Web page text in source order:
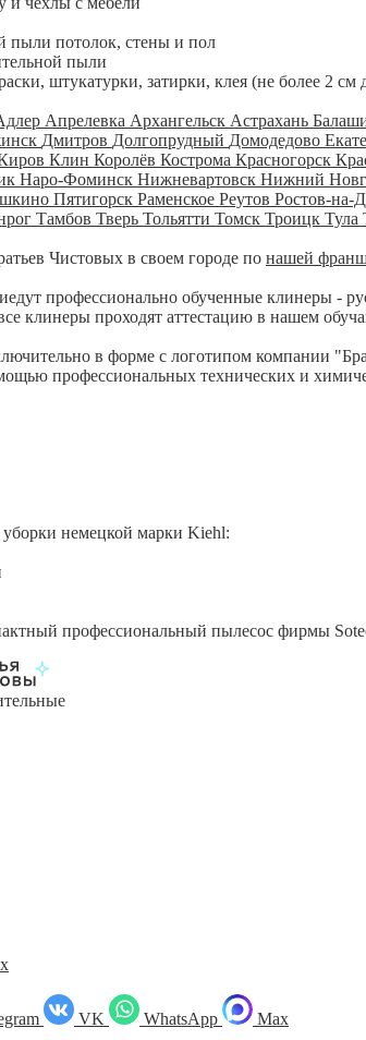
пыли потолок, стены и пол
пыли
штукатурки, затирки, клея (не более 2 см
Апрелевка Архангельск Астрахань
Дмитров Долгопрудный Домодедово
Клин Королёв Кострома Красногорск
Наро-Фоминск Нижневартовск Нижний
Пятигорск Раменское Реутов Ростов-на-
Тамбов Тверь Тольятти Томск Троицк Тула
Чистовых в своем городе по нашей
профессионально обученные клинеры -
клинеры проходят аттестацию в нашем
в форме с логотипом компании
профессиональных технических и
уборки немецкой марки Kiehl:
профессиональный пылесос фирмы
VK WhatsApp
Max